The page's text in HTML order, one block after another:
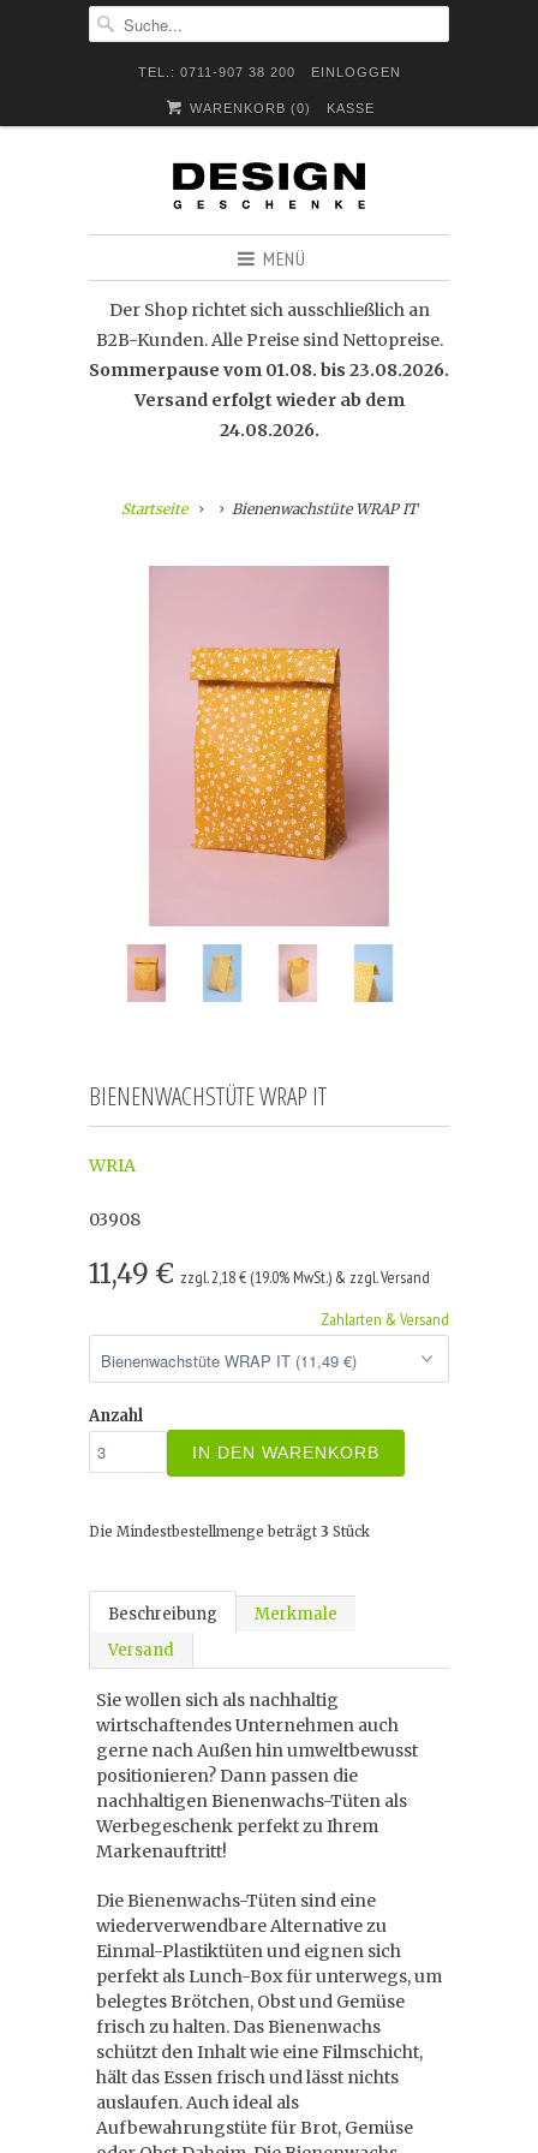
TEL.: 0711-907 38 200 EINLOGGEN
WARENKORB (0) KASSE
MENÜ
Der Shop richtet sich ausschließlich an
B2B-Kunden. Alle Preise sind Nettopreise.
Sommerpause vom 01.08. bis 23.08.2026.
Versand erfolgt wieder ab dem
24.08.2026.
Startseite Bienenwachstüte WRAP IT
BIENENWACHSTÜTE WRAP IT
WRIA
03908
11,49 € zzgl. 2,18 € (19.0% MwSt.) & zzgl. Versand
Zahlarten & Versand
Anzahl
IN DEN WARENKORB
Die Mindestbestellmenge beträgt 3 Stück
Beschreibung
Merkmale
Versand
Sie wollen sich als nachhaltig
wirtschaftendes Unternehmen auch
gerne nach Außen hin umweltbewusst
positionieren? Dann passen die
nachhaltigen Bienenwachs-Tüten als
Werbegeschenk perfekt zu Ihrem
Markenauftritt!
Die Bienenwachs-Tüten sind eine
wiederverwendbare Alternative zu
Einmal-Plastiktüten und eignen sich
perfekt als Lunch-Box für unterwegs, um
belegtes Brötchen, Obst und Gemüse
frisch zu halten. Das Bienenwachs
schützt den Inhalt wie eine Filmschicht,
hält das Essen frisch und lässt nichts
auslaufen. Auch ideal als
Aufbewahrungstüte für Brot, Gemüse